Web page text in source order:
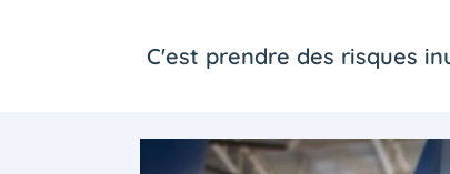
C'est prendre des risques